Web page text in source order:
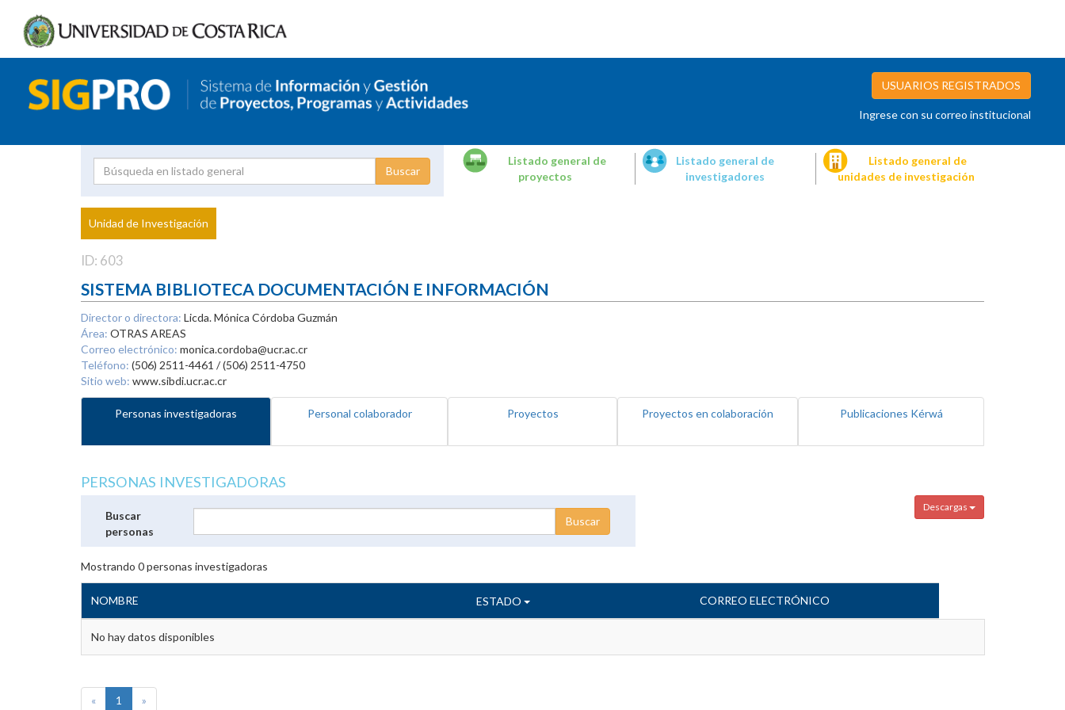
USUARIOS REGISTRADOS
Ingrese con su correo institucional
Proyecto
Investigador
Listado general de
proyectos
Listado general de
investigadores
Listado general de
unidades de investigación
Unidad de Investigación
ID: 603
SISTEMA BIBLIOTECA DOCUMENTACIÓN E INFORMACIÓN
Director o directora: Licda. Mónica Córdoba Guzmán
Área: OTRAS AREAS
Correo electrónico: monica.cordoba@ucr.ac.cr
Teléfono: (506) 2511-4461 / (506) 2511-4750
Sitio web: www.sibdi.ucr.ac.cr
Personas investigadoras Personal colaborador Proyectos Proyectos en colaboración Publicaciones Kérwá
PERSONAS INVESTIGADORAS
Descargas
Buscar
personas
Mostrando 0personas investigadoras
NOMBRE ESTADO CORREO ELECTRÓNICO
No hay datos disponibles
« 1 »